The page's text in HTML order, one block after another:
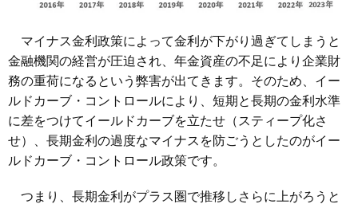
マイナス金利政策によって金利が下がり過ぎてしまうと
金融機関の経営が圧迫され、年金資産の不足により企業財
務の重荷になるという弊害が出てきます。そのため、イー
ルドカーブ・コントロールにより、短期と長期の金利水準
に差をつけてイールドカーブを立たせ（スティープ化さ
せ）、長期金利の過度なマイナスを防ごうとしたのがイー
ルドカーブ・コントロール政策です。
つまり、長期金利がプラス圏で推移しさらに上がろうと